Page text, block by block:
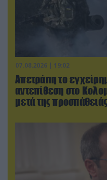
07.08.2026 | 19:02
Απετράπη το
αντεπίθεση στο
μετά της